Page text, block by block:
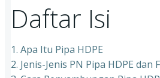
Daftar Isi
1. Apa Itu Pipa HDPE
2. Jenis-Jenis PN Pipa HDPE dan